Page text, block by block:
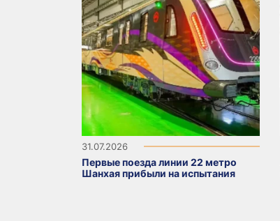
31.07.2026
Первые поезда линии 22 метро
Шанхая прибыли на испытания